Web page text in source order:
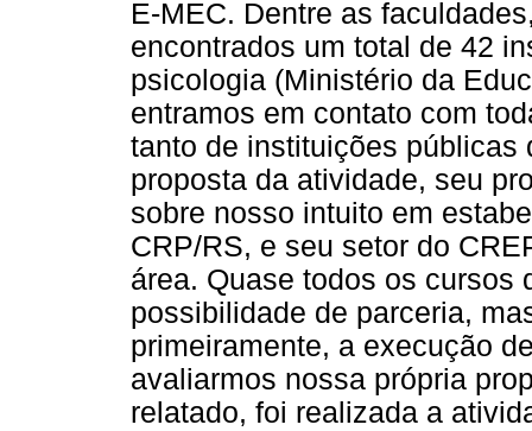
E-MEC. Dentre as
encontrados um total de 42
psicologia (Ministério da
entramos em contato com
tanto de instituições públicas
proposta da atividade, seu
sobre nosso intuito em
CRP/RS, e seu setor do
área. Quase todos os cursos
possibilidade de parceria,
primeiramente, a execução
avaliarmos nossa própria
relatado, foi realizada a